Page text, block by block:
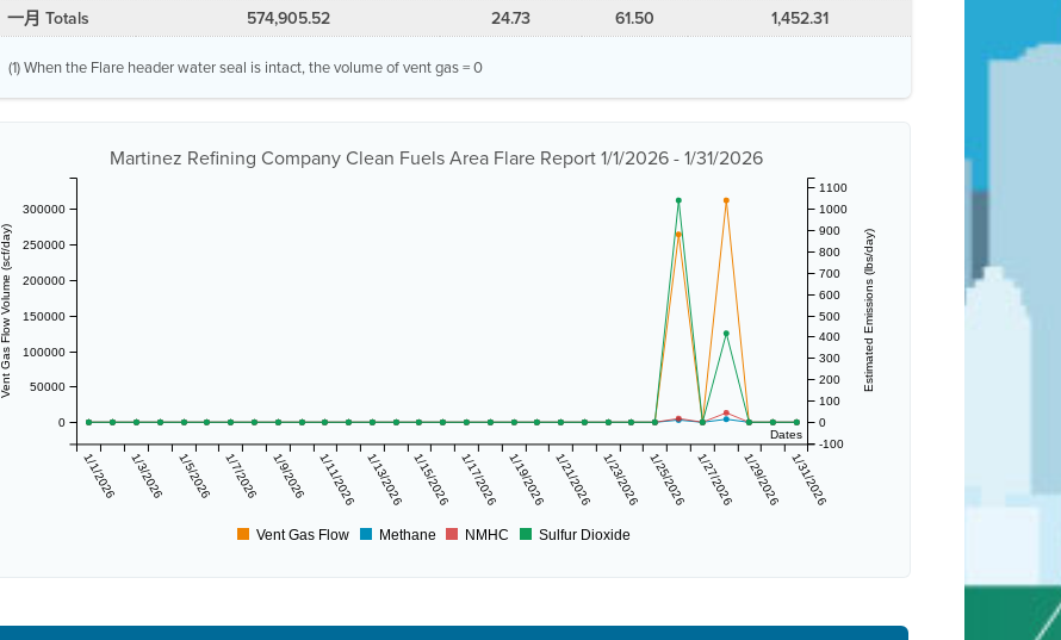
一月 Totals 574,905.52 24.73 61.50 1,452.31
(1) When the Flare header water seal is intact, the volume of vent gas = 0
Martinez Refining Company Clean Fuels Area Flare Report 1/1/2026 - 1/31/2026
Dates
1/1/2026 1/3/2026 1/5/2026 1/7/2026 1/9/2026 1/11/2026 1/13/2026 1/15/2026 1/17/2026 1/19/2026 1/21/2026 1/23/2026 1/25/2026 1/27/2026 1/29/2026 1/31/2026
Vent Gas Flow Volume (scf/day)
0
50000
100000
150000
200000
250000
300000
Estimated Emissions (lbs/day)
-100
0
100
200
300
400
500
600
700
800
900
1000
1100
Vent Gas Flow Methane NMHC Sulfur Dioxide